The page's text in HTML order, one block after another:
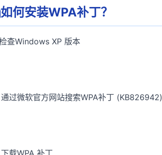
如何安装WPA补丁？
查Windows XP 版本
过微软官方网站搜索WPA补丁 (KB826942)
载WPA 补丁